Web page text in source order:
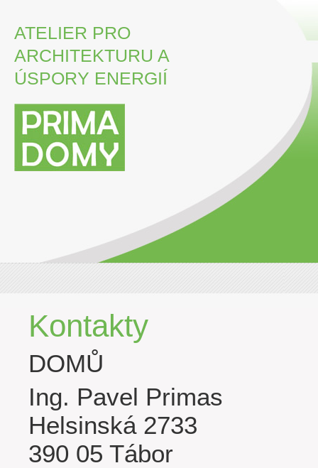
ATELIER PRO
ARCHITEKTURU A
ÚSPORY ENERGIÍ
Kontakty
DOMŮ
Ing. Pavel Primas
Helsinská 2733
390 05 Tábor